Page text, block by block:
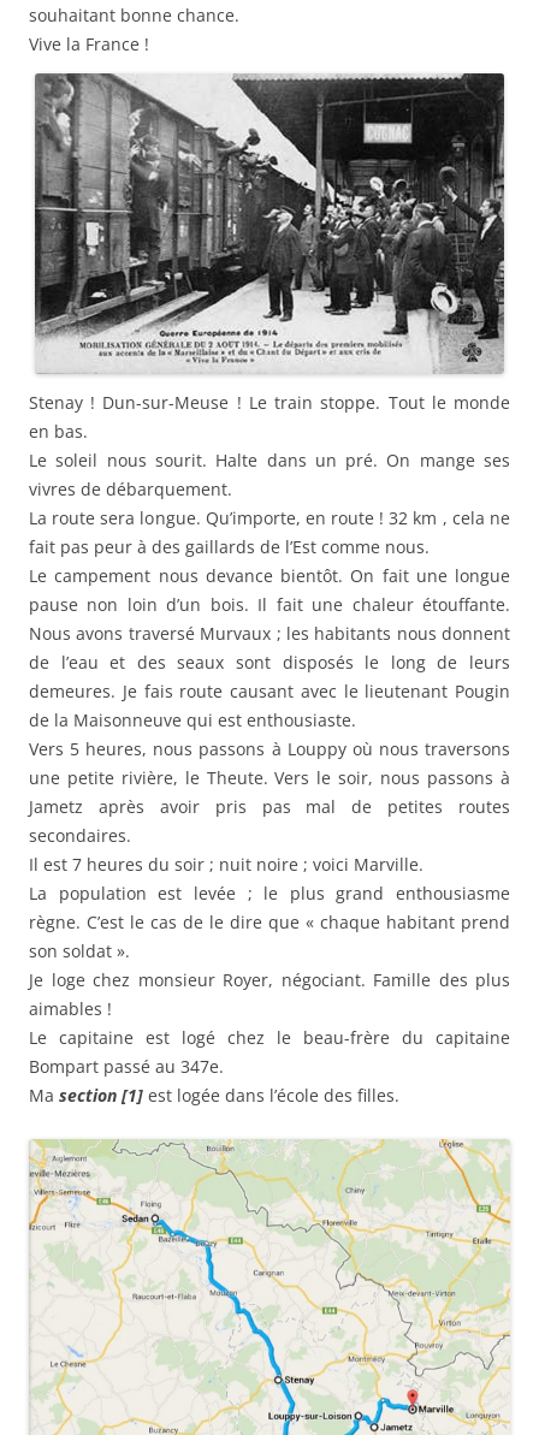
souhaitant bonne chance.
Vive la France !
Stenay ! Dun-sur-Meuse ! Le train stoppe. Tout le monde
en bas.
Le soleil nous sourit. Halte dans un pré. On mange ses
vivres de débarquement.
La route sera longue. Qu’importe, en route ! 32 km , cela ne
fait pas peur à des gaillards de l’Est comme nous.
Le campement nous devance bientôt. On fait une longue
pause non loin d’un bois. Il fait une chaleur étouffante.
Nous avons traversé Murvaux ; les habitants nous donnent
de l’eau et des seaux sont disposés le long de leurs
demeures. Je fais route causant avec le lieutenant Pougin
de la Maisonneuve qui est enthousiaste.
Vers 5 heures, nous passons à Louppy où nous traversons
une petite rivière, le Theute. Vers le soir, nous passons à
Jametz après avoir pris pas mal de petites routes
secondaires.
Il est 7 heures du soir ; nuit noire ; voici Marville.
La population est levée ; le plus grand enthousiasme
règne. C’est le cas de le dire que « chaque habitant prend
son soldat ».
Je loge chez monsieur Royer, négociant. Famille des plus
aimables !
Le capitaine est logé chez le beau-frère du capitaine
Bompart passé au 347e.
Ma section [1] est logée dans l’école des filles.